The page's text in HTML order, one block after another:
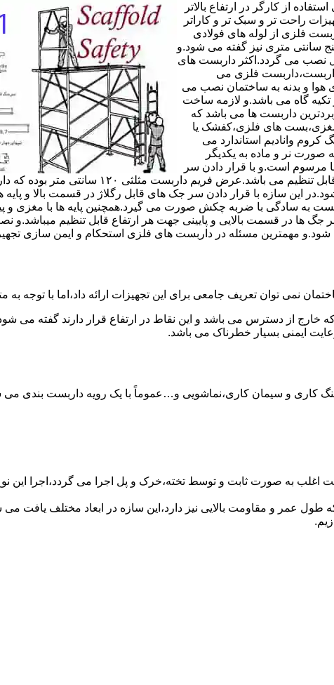
از کارگر در ارتفاع بالاتر
راحت تر و سبک تر و کاراتر
فلزی از لوله های فولادی
اصطلاحا لوله پنج سانتی متری نیز گفته می شود.و
مربوط قابل نصب می گردد.اکثر داربست های
فلزی می
هوا و بدنه به ساختمان نصب می
تکیه گاه می باشد.و لازمه ساخت
داربست ها می باشد که
های فلزی،کفشک یا
کروم وانادیم استاندارد می
صورت نر و ماده به یکدیگر
مرسوم است.و با قرار دادن سر
جک های قابل رگلاژ در قسمت بالای این داربست ها
این سازه با قرار دادن سر جک های قابل رگلاژ در قسمت بالا و
به سادگی با ضربه چکش صورت می گیرد.همچنین پایه ها با مغزی
جگ ها در قسمت بالایی و پایینی جهت هر ارتفاع قابل تنظیم
مهمترین مسئله در داربست های فلزی استحکام و ایمن سازی
نمی توان تعریف جامعی برای این تجهیزات ارائه داد،اما با توجه به
خارج از دسترس می باشد و این نقاط در ارتفاع قرار دارند گفته می
ایمنی بسیار خطرناک می باشد.
کاری و سیمان کاری،نماشویی و…عموماً با یک رویه داربست بندی می
اغلب به صورت ثابت و توسط تخته،خرک و پل اجرا می گردد،اجرا این
طول عمر و مقاومت بالایی نیز دارد،این سازه در ابعاد مختلف